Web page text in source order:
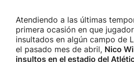
Atendiendo a las últimas
primera ocasión en que
insultados en algún campo de
el pasado mes de abril, Nico
insultos en el estadio del